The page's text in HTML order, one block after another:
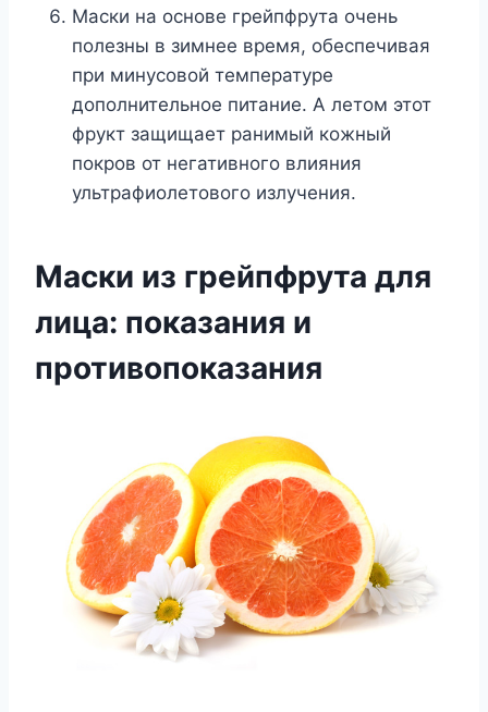
Маски на основе грейпфрута очень
полезны в зимнее время, обеспечивая
при минусовой температуре
дополнительное питание. А летом этот
фрукт защищает ранимый кожный
покров от негативного влияния
ультрафиолетового излучения.
Маски из грейпфрута для
лица: показания и
противопоказания